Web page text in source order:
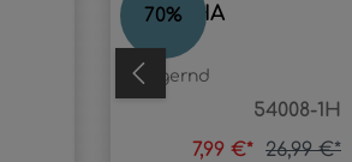
70%
MARTHA
54008-1H
lagernd
7,99 €* 26,99 €*